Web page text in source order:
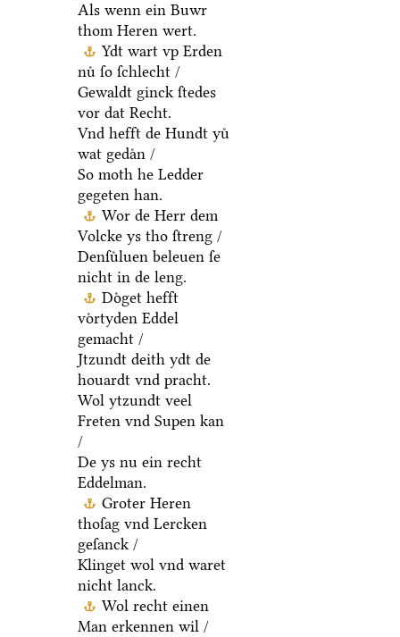
Als wenn ein Buwr
thom Heren wert.
Ydt wart vp Erden
nuͤ ſo ſchlecht /
Gewaldt ginck ſtedes
vor dat Recht.
Vnd hefft de Hundt yuͤ
wat gedaͤn /
So moth he Ledder
gegeten han.
Wor de Herr dem
Volcke ys tho ſtreng /
Denſuͤluen beleuen ſe
nicht in de leng.
Doͤget hefft
voͤrtyden Eddel
gemacht /
Jtzundt deith ydt de
houardt vnd pracht.
Wol ytzundt veel
Freten vnd Supen kan
/
De ys nu ein recht
Eddelman.
Groter Heren
thoſag vnd Lercken
geſanck /
Klinget wol vnd waret
nicht lanck.
Wol recht einen
Man erkennen wil /